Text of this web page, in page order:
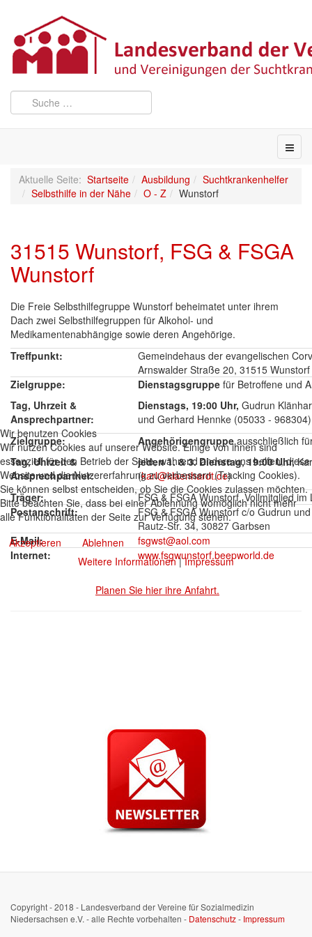
Aktuelle Seite: Startseite Ausbildung
Suchtkrankenhelfer
Selbsthilfe in der Nähe
O - Z Wunstorf
31515 Wunstorf, FSG & FSGA
Wunstorf
Die Freie Selbsthilfegruppe Wunstorf beheimatet unter ihrem
Dach zwei Selbsthilfegruppen für Alkohol- und
Medikamentenabhängige sowie deren Angehörige.
Treffpunkt:
Gemeindehaus der evangelischen
Arnswalder Straße 20, 31515 Wunstorf
Zielgruppe:
Tag, Uhrzeit &
Ansprechpartner:
Dienstagsgruppe für Betroffene und
Dienstags, 19:00 Uhr, Gudrun
und Gerhard Hennke (05033 - 968304)
Zielgruppe:
Tag, Uhrzeit &
Ansprechpartner:
Angehörigengruppeausschließlich
jeden 1. & 3. Dienstag, 19:00 Uhr,
(karl@klaenhardt.de)
Träger:
FSG & FSGA Wunstorf, Vollmitglied im
Postanschrift:
FSG & FSGA Wunstorf c/o Gudrun
Rautz-Str. 34, 30827 Garbsen
E-Mail:
fsgwst@aol.com
Internet:
www.fsgwunstorf.beepworld.de
Planen Sie hier ihre Anfahrt.
Copyright - 2018 - Landesverband der Vereine für Sozialmedizin
Niedersachsen e.V. - alle Rechte vorbehalten - Datenschutz- Impressum
Wir benutzen Cookies
Wir nutzen Cookies auf unserer Website. Einige von ihnen sind
essenziell für den Betrieb der Seite, während andere uns helfen, diese
Website und die Nutzererfahrung zu verbessern (Tracking Cookies).
Sie können selbst entscheiden, ob Sie die Cookies zulassen möchten.
Bitte beachten Sie, dass bei einer Ablehnung womöglich nicht mehr
alle Funktionalitäten der Seite zur Verfügung stehen.
Akzeptieren
Ablehnen
Weitere Informationen|Impressum